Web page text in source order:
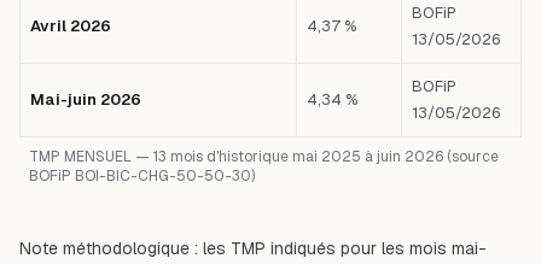
TMP MENSUEL — 13 mois d'historique mai 2025 à juin 2026 (source
BOFiP BOI-BIC-CHG-50-50-30)
Avril 2026 4,37 %
BOFiP
13/05/2026
Mai-juin 2026 4,34 %
BOFiP
13/05/2026
Note méthodologique : les TMP indiqués pour les mois mai-